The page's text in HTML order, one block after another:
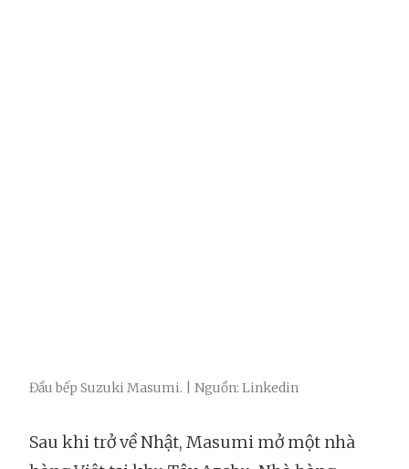
Đầu bếp Suzuki Masumi. | Nguồn: Linkedin
Sau khi trở về Nhật, Masumi mở một nhà